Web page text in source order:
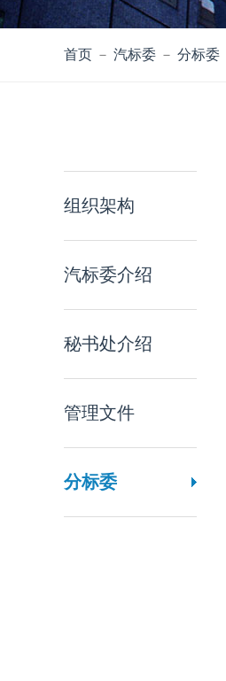
首页 － 汽标委 － 分标委
组织架构
汽标委介绍
秘书处介绍
管理文件
分标委